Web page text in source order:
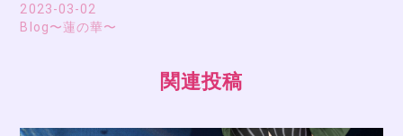
2023-03-02
Blog〜蓮の華〜
関連投稿